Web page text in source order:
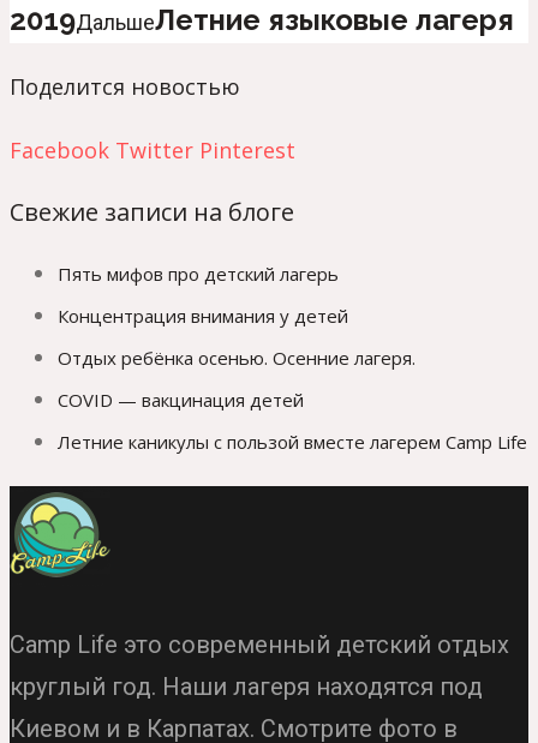
2019ДальшеЛетние языковые лагеря
Поделится новостью
Facebook Twitter Pinterest
Свежие записи на блоге
Пять мифов про детский лагерь
Концентрация внимания у детей
Отдых ребёнка осенью. Осенние лагеря.
COVID — вакцинация детей
Летние каникулы с пользой вместе лагерем Camp Life
Camp Life это современный детский отдых
круглый год. Наши лагеря находятся под
Киевом и в Карпатах. Смотрите фото в